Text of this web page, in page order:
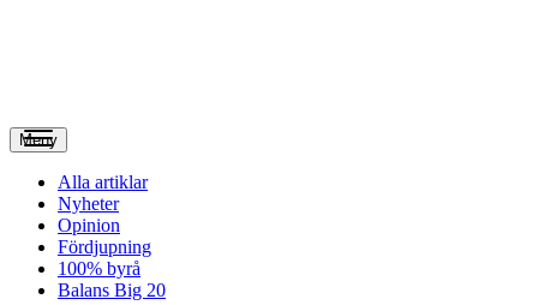
Meny
Alla artiklar
Nyheter
Opinion
Fördjupning
100% byrå
Balans Big 20